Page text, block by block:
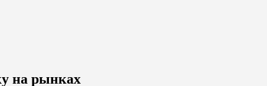
на рынках